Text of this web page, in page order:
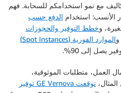
مع نمو استخدامكم للسحابة. فهم
الأنسب: استخدام الدفع حسب
وخطط التوفير والحجوزات
والموارد الفورية (Spot Instances)
يصل إلى 90%.
العمل، متطلبات الموثوقية،
توقعت GE Vernova توفير